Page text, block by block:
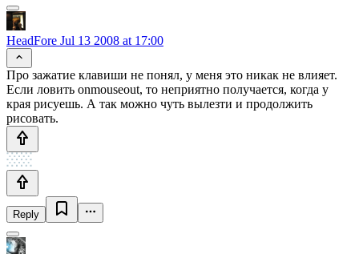
HeadFore Jul 13 2008 at 17:00
Про зажатие клавиши не понял, у меня это никак не влияет.
Если ловить onmouseout, то неприятно получается, когда у
края рисуешь. А так можно чуть вылезти и продолжить
рисовать.
Reply